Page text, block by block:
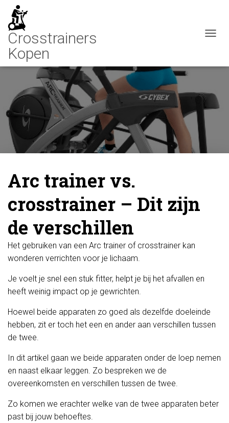
I
Arc trainer vs.
crosstrainer – Dit zijn
de verschillen
Het gebruiken van een Arc trainer of crosstrainer kan
wonderen verrichten voor je lichaam.
Je voelt je snel een stuk fitter, helpt je bij het afvallen en
heeft weinig impact op je gewrichten.
Hoewel beide apparaten zo goed als dezelfde doeleinde
hebben, zit er toch het een en ander aan verschillen tussen
de twee.
In dit artikel gaan we beide apparaten onder de loep nemen
en naast elkaar leggen. Zo bespreken we de
overeenkomsten en verschillen tussen de twee.
Zo komen we erachter welke van de twee apparaten beter
past bij jouw behoeftes.